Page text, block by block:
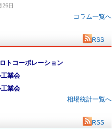
26日
コラム一覧へ
RSS
トコーポレーション
業会
業会
相場統計一覧へ
RSS